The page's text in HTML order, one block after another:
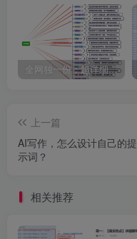
全网独一份：超详细的40+个自媒体赛道领域解析手册，让你的内容创作不再局限！
上一篇
AI写作，怎么设计自己的提
示词？
相关推荐